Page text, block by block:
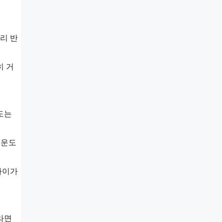
반
거
는
도
이가
면